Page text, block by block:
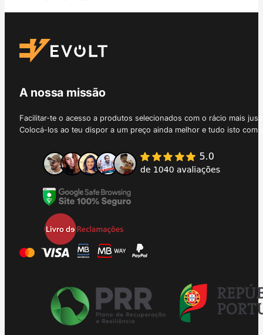
A nossa missão
Facilitar-te o acesso a produtos selecionados com o rácio mais
Colocá-los ao teu dispor a um preço ainda melhor e tudo isto